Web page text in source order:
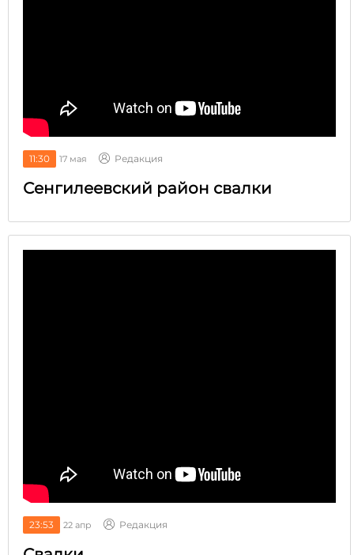
11:30 17 мая Редакция
Сенгилеевский район свалки
23:53 22 апр Редакция